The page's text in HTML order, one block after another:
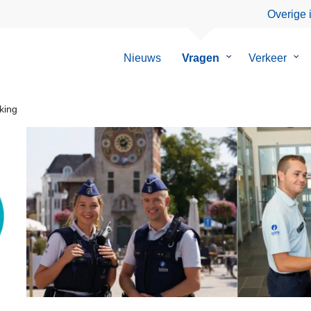
Overige
Nieuws Vragen
Submenu
Verkeer